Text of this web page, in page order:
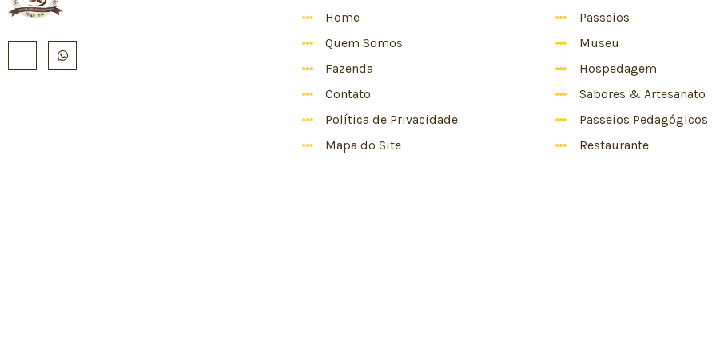
Home
Quem Somos
Fazenda
Contato
Política de Privacidade
Mapa do Site
Passeios
Museu
Hospedagem
Sabores & Artesanato
Passeios Pedagógicos
Restaurante